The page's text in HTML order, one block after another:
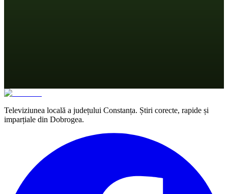
Televiziunea locală a județului Constanța. Știri corecte, rapide și
imparțiale din Dobrogea.